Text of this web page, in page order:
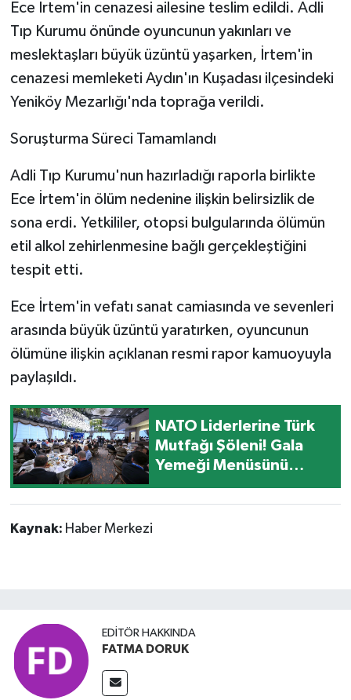
Ece İrtem'in cenazesi ailesine teslim edildi. Adli
Tıp Kurumu önünde oyuncunun yakınları ve
meslektaşları büyük üzüntü yaşarken, İrtem'in
cenazesi memleketi Aydın'ın Kuşadası ilçesindeki
Yeniköy Mezarlığı'nda toprağa verildi.
Soruşturma Süreci Tamamlandı
Adli Tıp Kurumu'nun hazırladığı raporla birlikte
Ece İrtem'in ölüm nedenine ilişkin belirsizlik de
sona erdi. Yetkililer, otopsi bulgularında ölümün
etil alkol zehirlenmesine bağlı gerçekleştiğini
tespit etti.
Ece İrtem'in vefatı sanat camiasında ve sevenleri
arasında büyük üzüntü yaratırken, oyuncunun
ölümüne ilişkin açıklanan resmi rapor kamuoyuyla
paylaşıldı.
NATO Liderlerine Türk
Mutfağı Şöleni! Gala
Yemeği Menüsünü
Michelin Yıldızlı Şef
Fatih Tutak Hazırladı
Kaynak: Haber Merkezi
EDITÖR HAKKINDA
FATMA DORUK